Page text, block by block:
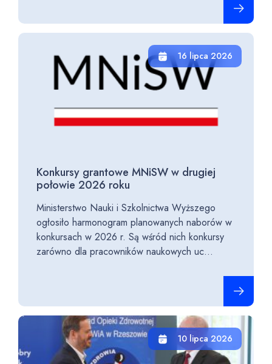
16 lipca 2026
Konkursy grantowe MNiSW w drugiej
połowie 2026 roku
Ministerstwo Nauki i Szkolnictwa Wyższego
ogłosiło harmonogram planowanych naborów w
konkursach w 2026 r. Są wśród nich konkursy
zarówno dla pracowników naukowych uc...
10 lipca 2026